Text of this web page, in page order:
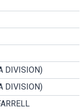
DIVISION)
DIVISION)